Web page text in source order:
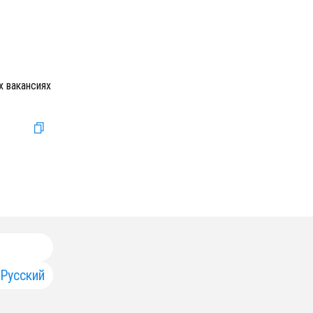
Русский